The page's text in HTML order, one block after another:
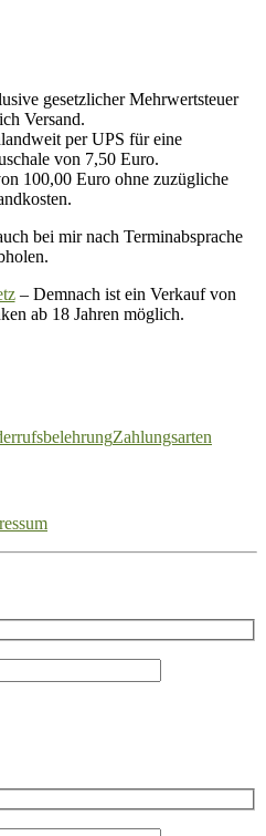
gesetzlicher Mehrwertsteuer
Versand.
per UPS für eine
von 7,50 Euro.
100,00 Euro ohne zuzügliche
bei mir nach Terminabsprache
– Demnach ist ein Verkauf von
ab 18 Jahren möglich.
Zahlungsarten